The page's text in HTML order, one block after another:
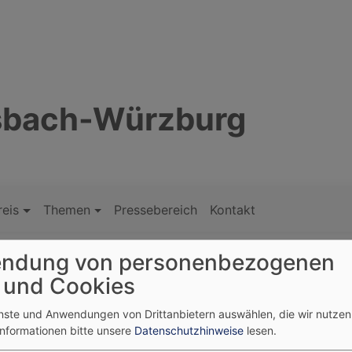
Würzburg
Themen Pressebereich Kontakt
aus unterschiedlichen Kirchengemeinden mit
Projekte „Sternschnuppen, die vom Himmel fallen“
von personenbezogenen
Cookies
und Anwendungen von Drittanbietern auswählen, die wir
bitte unsere Datenschutzhinweise lesen.